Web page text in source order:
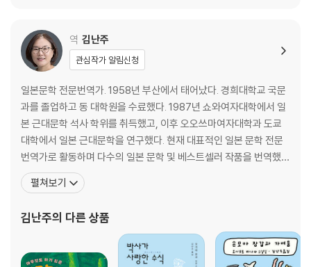
역 김난주
관심작가 알림신청
일본문학 전문번역가. 1958년 부산에서 태어났다. 경희대학교 국문
과를 졸업하고 동 대학원을 수료했다. 1987년 쇼와여자대학에서 일
본 근대문학 석사 학위를 취득했고, 이후 오오쓰마여자대학과 도쿄
대학에서 일본 근대문학을 연구했다. 현재 대표적인 일본 문학 전문
번역가로 활동하며 다수의 일본 문학 및 베스트셀러 작품을 번역했
다. 옮긴 책으로 『퍼스트 러브』, 『바다로 향하는 물고기들』, 『냉정과
열정 사이 Rosso』, 『나는 고양이로소이다』, 『여름의 재단』, 『반짝반
절임』, 『소란한 보통
펼쳐보기
김난주의 다른 상품